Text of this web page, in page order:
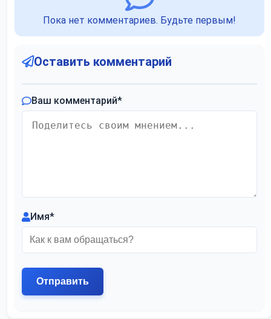
Пока нет комментариев. Будьте первым!
Оставить комментарий
Ваш комментарий*
Имя*